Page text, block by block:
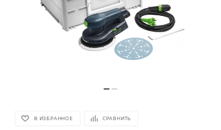
В ИЗБРАННОЕ СРАВНИТЬ